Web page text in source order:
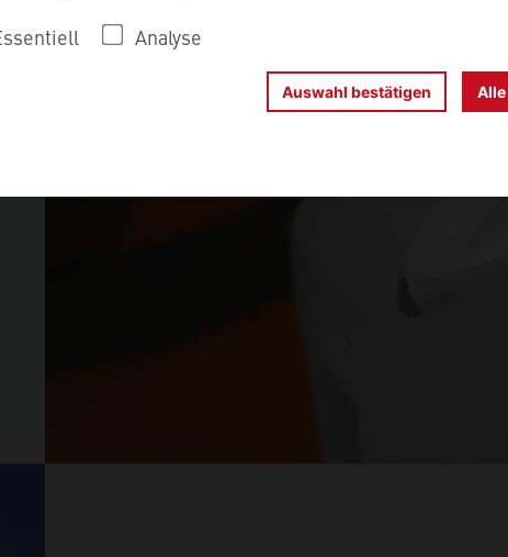
Analyse
Auswahl bestätigen